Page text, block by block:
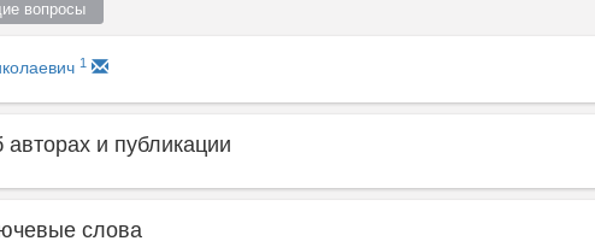
вопросы
1
и публикации
слова